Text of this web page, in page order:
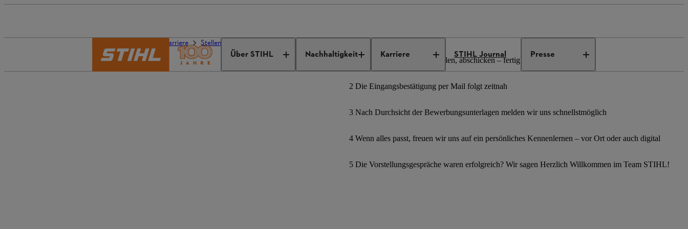
Über STIHL Nachhaltigkeit Karriere STIHL Journal Presse
Karriere Stellenangebote
1 Bewerbungsformular ausfüllen, abschicken – fertig
2 Die Eingangsbestätigung per Mail folgt zeitnah
3 Nach Durchsicht der Bewerbungsunterlagen melden wir uns schnellstmöglich
4 Wenn alles passt, freuen wir uns auf ein persönliches Kennenlernen – vor Ort oder auch digital
5 Die Vorstellungsgespräche waren erfolgreich? Wir sagen Herzlich Willkommen im Team STIHL!